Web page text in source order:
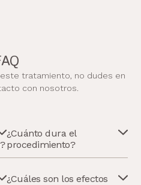
tratamiento, no dudes en
con nosotros.
¿Cuánto dura el
procedimiento?
¿Cuáles son los efectos